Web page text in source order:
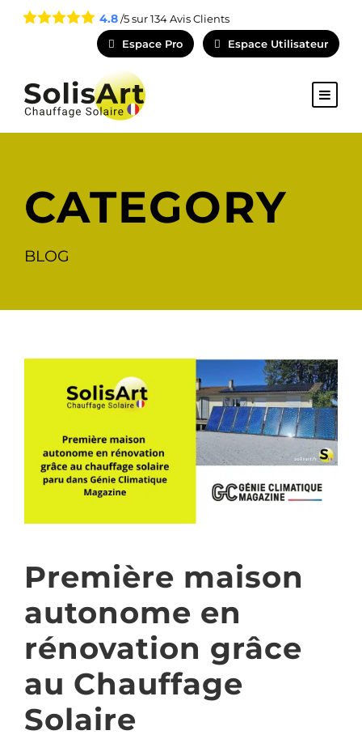
4.8/5 sur134Avis Clients
Espace Pro
Espace Utilisateur
CATEGORY
BLOG
Première maison
autonome en
rénovation grâce
au Chauffage
Solaire